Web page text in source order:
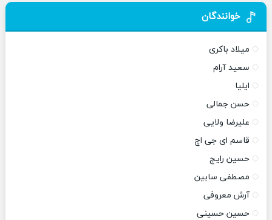
خوانندگان
میلاد باکری
سعید آرام
ایلیا
حسن جمالی
علیرضا ولایی
قاسم ای جی اچ
حسین رایج
مصطفی سابین
آرش معروفی
حسین حسینی